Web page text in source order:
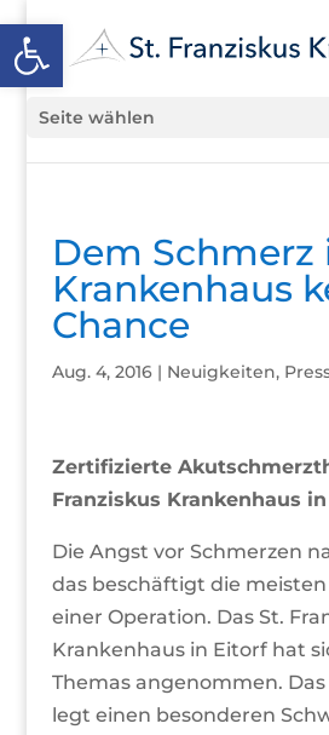
Seite wählen
Dem Schmerz
Krankenhaus
Chance
Aug. 4, 2016| Neuigkeiten,
Zertifizierte
Franziskus Krankenhaus
Die Angst vor Schmerzen
das beschäftigt die
einer Operation. Das St.
Krankenhaus in Eitorf hat
Themas angenommen.
legt einen besonderen
Open toolbar